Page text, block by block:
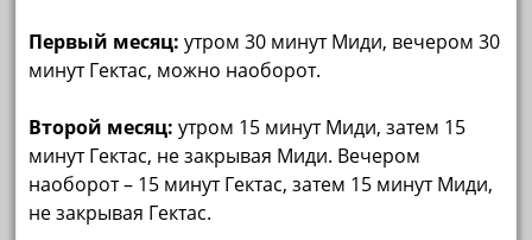
Первый месяц: утром 30 минут Миди, вечером 30
минут Гектас, можно наоборот.
Второй месяц: утром 15 минут Миди, затем 15
минут Гектас, не закрывая Миди. Вечером
наоборот – 15 минут Гектас, затем 15 минут Миди,
не закрывая Гектас.